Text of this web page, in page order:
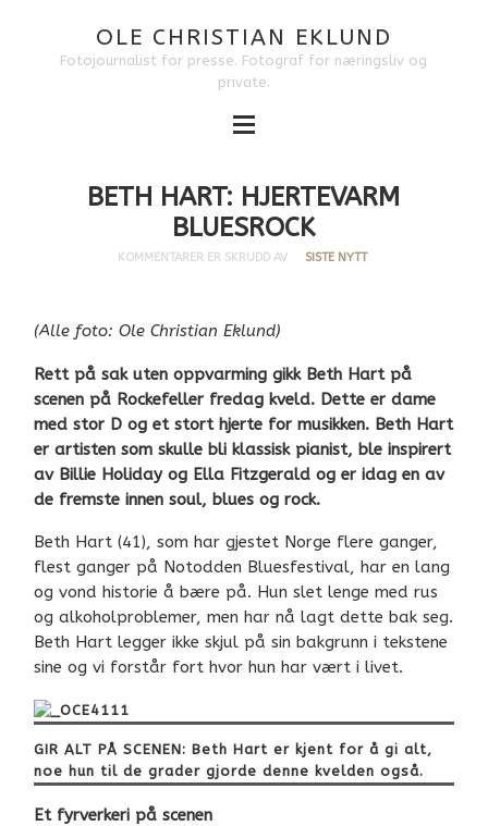
OLE CHRISTIAN EKLUND
Fotojournalist for presse. Fotograf for næringsliv og
private.
BETH HART: HJERTEVARM
BLUESROCK
KOMMENTARER ER SKRUDD AV SISTE NYTT
(Alle foto: Ole Christian Eklund)
Rett på sak uten oppvarming gikk Beth Hart på
scenen på Rockefeller fredag kveld. Dette er dame
med stor D og et stort hjerte for musikken. Beth Hart
er artisten som skulle bli klassisk pianist, ble inspirert
av Billie Holiday og Ella Fitzgerald og er idag en av
de fremste innen soul, blues og rock.
Beth Hart (41), som har gjestet Norge flere ganger,
flest ganger på Notodden Bluesfestival, har en lang
og vond historie å bære på. Hun slet lenge med rus
og alkoholproblemer, men har nå lagt dette bak seg.
Beth Hart legger ikke skjul på sin bakgrunn i tekstene
sine og vi forstår fort hvor hun har vært i livet.
GIR ALT PÅ SCENEN: Beth Hart er kjent for å gi alt,
noe hun til de grader gjorde denne kvelden også.
Et fyrverkeri på scenen